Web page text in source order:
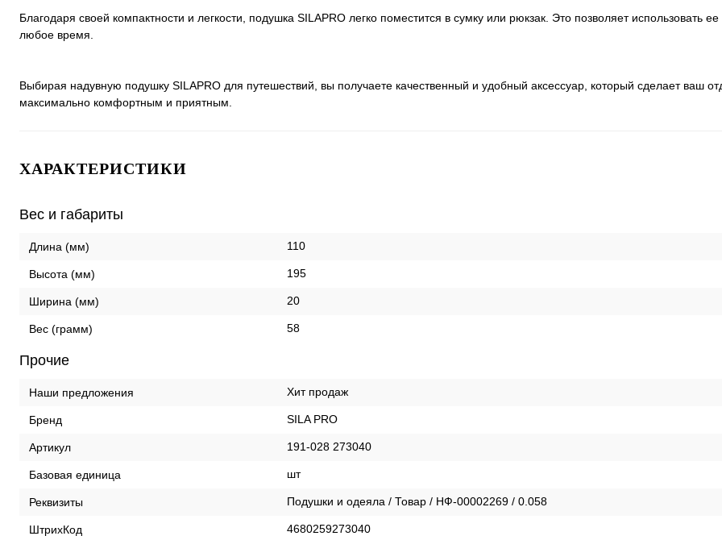
Благодаря своей компактности и легкости, подушка SILAPRO легко поместится в сумку или рюкзак. Это позволяет использовать
любое время.
Выбирая надувную подушку SILAPRO для путешествий, вы получаете качественный и удобный аксессуар, который сделает ваш
максимально комфортным и приятным.
ХАРАКТЕРИСТИКИ
Вес и габариты
Длина (мм) 110
Высота (мм) 195
Ширина (мм) 20
Вес (грамм) 58
Прочие
Наши предложения Хит продаж
Бренд SILA PRO
Артикул 191-028 273040
Базовая единица шт
Реквизиты Подушки и одеяла / Товар / НФ-00002269 / 0.058
ШтрихКод 4680259273040